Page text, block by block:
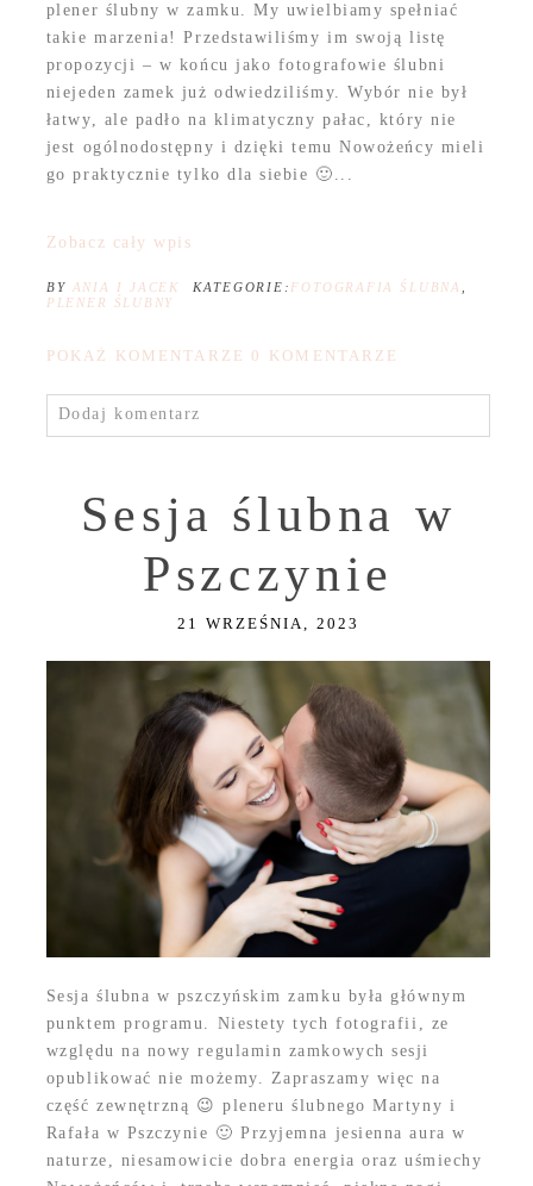
plener ślubny w zamku. My uwielbiamy spełniać
takie marzenia! Przedstawiliśmy im swoją listę
propozycji – w końcu jako fotografowie ślubni
niejeden zamek już odwiedziliśmy. Wybór nie był
łatwy, ale padło na klimatyczny pałac, który nie
jest ogólnodostępny i dzięki temu Nowożeńcy mieli
go praktycznie tylko dla siebie 🙂...
Zobacz cały wpis
BY ANIA I JACEK KATEGORIE: FOTOGRAFIA ŚLUBNA
PLENER ŚLUBNY
POKAŻ KOMENTARZE 0 KOMENTARZE
Dodaj komentarz
Sesja ślubna w
Pszczynie
21 WRZEŚNIA, 2023
Sesja ślubna w pszczyńskim zamku była głównym
punktem programu. Niestety tych fotografii, ze
względu na nowy regulamin zamkowych sesji
opublikować nie możemy. Zapraszamy więc na
część zewnętrzną 😉 pleneru ślubnego Martyny i
Rafała w Pszczynie 🙂 Przyjemna jesienna aura w
naturze, niesamowicie dobra energia oraz uśmiechy